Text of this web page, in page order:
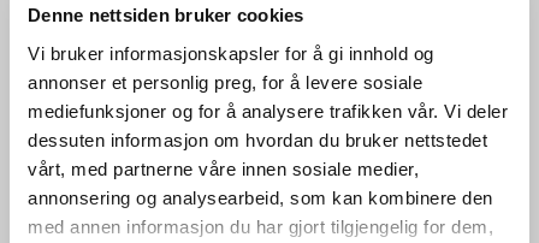
Denne nettsiden bruker cookies
Vi bruker informasjonskapsler for å gi innhold og
annonser et personlig preg, for å levere sosiale
mediefunksjoner og for å analysere trafikken vår. Vi deler
dessuten informasjon om hvordan du bruker nettstedet
vårt, med partnerne våre innen sosiale medier,
annonsering og analysearbeid, som kan kombinere den
med annen informasjon du har gjort tilgjengelig for dem,
AKTIVITETSBORD I LOBBY
24.03.2024,10:00–16:00
Lobby
UNG: SKATEBOARD
WORKSHOP
VERKSTED
Verksted